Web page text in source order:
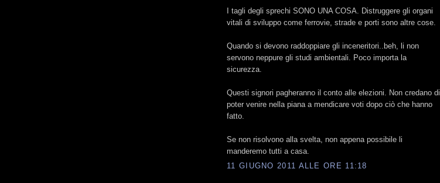
I tagli degli sprechi SONO UNA COSA. Distruggere gli organi
vitali di sviluppo come ferrovie, strade e porti sono altre cose.
Quando si devono raddoppiare gli inceneritori..beh, li non
servono neppure gli studi ambientali. Poco importa la
sicurezza.
Questi signori pagheranno il conto alle elezioni. Non credano di
poter venire nella piana a mendicare voti dopo ciò che hanno
fatto.
Se non risolvono alla svelta, non appena possibile li
manderemo tutti a casa.
11 GIUGNO 2011 ALLE ORE 11:18